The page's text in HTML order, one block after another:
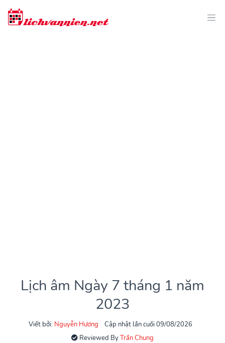
Lịch âm Ngày 7 tháng 1 năm
2023
Viết bởi: Nguyễn Hương
Cập nhật lần cuối 09/08/2026
Reviewed ByTrần Chung